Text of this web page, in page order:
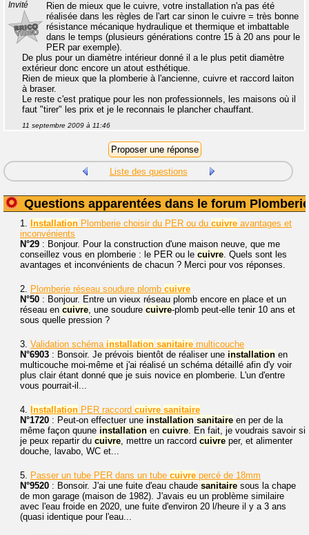
Invité
Rien de mieux que le cuivre, votre installation n'a pas été
réalisée dans les règles de l'art car sinon le cuivre = très bonne
résistance mécanique hydraulique et thermique et imbattable
dans le temps (plusieurs générations contre 15 à 20 ans pour le
PER par exemple).
De plus pour un diamètre intérieur donné il a le plus petit diamètre
extérieur donc encore un atout esthétique.
Rien de mieux que la plomberie à l'ancienne, cuivre et raccord laiton
à braser.
Le reste c'est pratique pour les non professionnels, les maisons où il
faut "tirer" les prix et je le reconnais le plancher chauffant.
11 septembre 2009 à 11:46
Liste des questions
Questions apparentées dans le forum Plomberie
1. Installation Plomberie choisir du PER ou du cuivre avantages et
inconvénients
N°29 : Bonjour. Pour la construction d'une maison neuve, que me
conseillez vous en plomberie : le PER ou le cuivre. Quels sont les
avantages et inconvénients de chacun ? Merci pour vos réponses.
2. Plomberie réseau soudure plomb cuivre
N°50 : Bonjour. Entre un vieux réseau plomb encore en place et un
réseau en cuivre, une soudure cuivre-plomb peut-elle tenir 10 ans et
sous quelle pression ?
3. Validation schéma installation sanitaire multicouche
N°6903 : Bonsoir. Je prévois bientôt de réaliser une installation en
multicouche moi-même et j'ai réalisé un schéma détaillé afin d'y voir
plus clair étant donné que je suis novice en plomberie. L'un d'entre
vous pourrait-il...
4. Installation PER raccord cuivre sanitaire
N°1720 : Peut-on effectuer une installation sanitaire en per de la
même façon quune installation en cuivre. En fait, je voudrais savoir si
je peux repartir du cuivre, mettre un raccord cuivre per, et alimenter
douche, lavabo, WC et...
5. Passer un tube PER dans un tube cuivre percé de 18mm
N°9520 : Bonsoir. J'ai une fuite d'eau chaude sanitaire sous la chape
de mon garage (maison de 1982). J'avais eu un problème similaire
avec l'eau froide en 2020, une fuite d'environ 20 l/heure il y a 3 ans
(quasi identique pour l'eau...